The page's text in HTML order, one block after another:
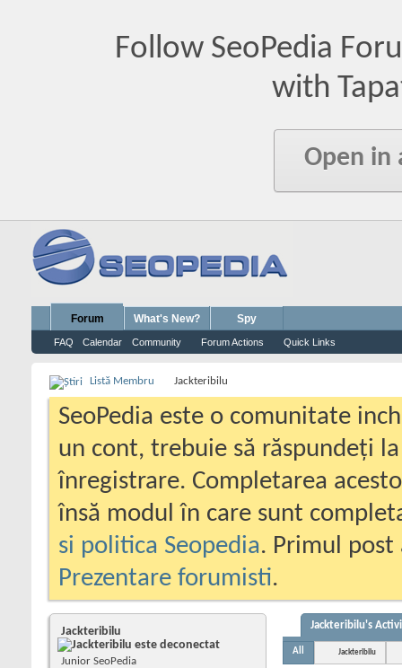
Follow SeoPedia
with
Open in
Forum
FAQ Calendar Community Forum Actions Quick Links
What's New? Spy
Listă Membru Jackteribilu
SeoPedia este o comunitate
un cont, trebuie să răspundeți
înregistrare. Completarea
însă modul în care sunt
si politica Seopedia. Primul
Prezentare forumisti.
Jackteribilu
Junior SeoPedia
Jackteribilu's
All Jackteribilu